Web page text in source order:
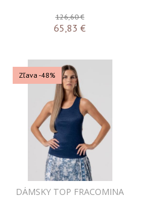
126,60 €
65,83 €
Zľava -48%
DÁMSKY TOP FRACOMINA